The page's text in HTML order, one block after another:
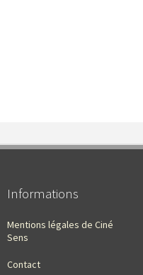
Informations
Mentions légales de Ciné
Sens
Contact